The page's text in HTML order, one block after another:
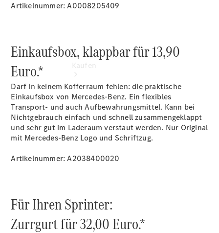
Übersicht
Mercedes-
Sprinter
Artikelnummer: A0008205409
Einkaufsbox, klappbar für 13,90
Euro.*
Darf in keinem Kofferraum fehlen: die praktische
Einkaufsbox von Mercedes-Benz. Ein flexibles
Transport- und auch Aufbewahrungsmittel. Kann bei
Nichtgebrauch einfach und schnell zusammengeklappt
und sehr gut im Laderaum verstaut werden. Nur Original
mit Mercedes-Benz Logo und Schriftzug.
Artikelnummer: A2038400020
Für Ihren Sprinter:
Zurrgurt für 32,00 Euro.*